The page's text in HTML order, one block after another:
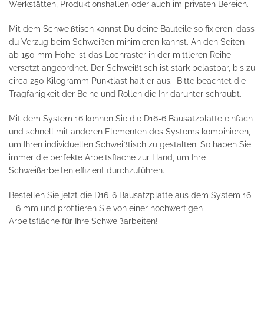
Werkstätten, Produktionshallen oder auch im privaten Bereich.
Mit dem Schweißtisch kannst Du deine Bauteile so fixieren, dass
du Verzug beim Schweißen minimieren kannst. An den Seiten
ab 150 mm Höhe ist das Lochraster in der mittleren Reihe
versetzt angeordnet. Der Schweißtisch ist stark belastbar, bis zu
circa 250 Kilogramm Punktlast hält er aus. Bitte beachtet die
Tragfähigkeit der Beine und Rollen die Ihr darunter schraubt.
Mit dem System 16 können Sie die D16-6 Bausatzplatte einfach
und schnell mit anderen Elementen des Systems kombinieren,
um Ihren individuellen Schweißtisch zu gestalten. So haben Sie
immer die perfekte Arbeitsfläche zur Hand, um Ihre
Schweißarbeiten effizient durchzuführen.
Bestellen Sie jetzt die D16-6 Bausatzplatte aus dem System 16
– 6 mm und profitieren Sie von einer hochwertigen
Arbeitsfläche für Ihre Schweißarbeiten!